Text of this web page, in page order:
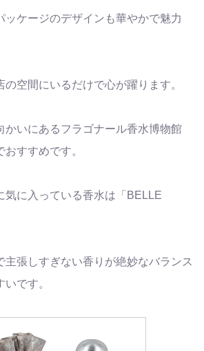
ッケージのデザインも華やかで魅力
空間にいるだけで心が躍ります。
かいにあるフラゴナール香水博物館
すすめです。
気に入っている香水は「BELLE
主張しすぎない香りが絶妙なバランス
です。